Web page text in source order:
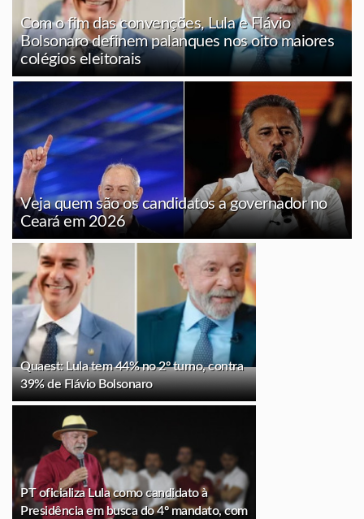
Com o fim das convenções, Lula e Flávio
Bolsonaro definem palanques nos oito maiores
colégios eleitorais
Veja quem são os candidatos a governador no
Ceará em 2026
Quaest: Lula tem 44% no 2º turno, contra
39% de Flávio Bolsonaro
PT oficializa Lula como candidato à
Presidência em busca do 4º mandato, com